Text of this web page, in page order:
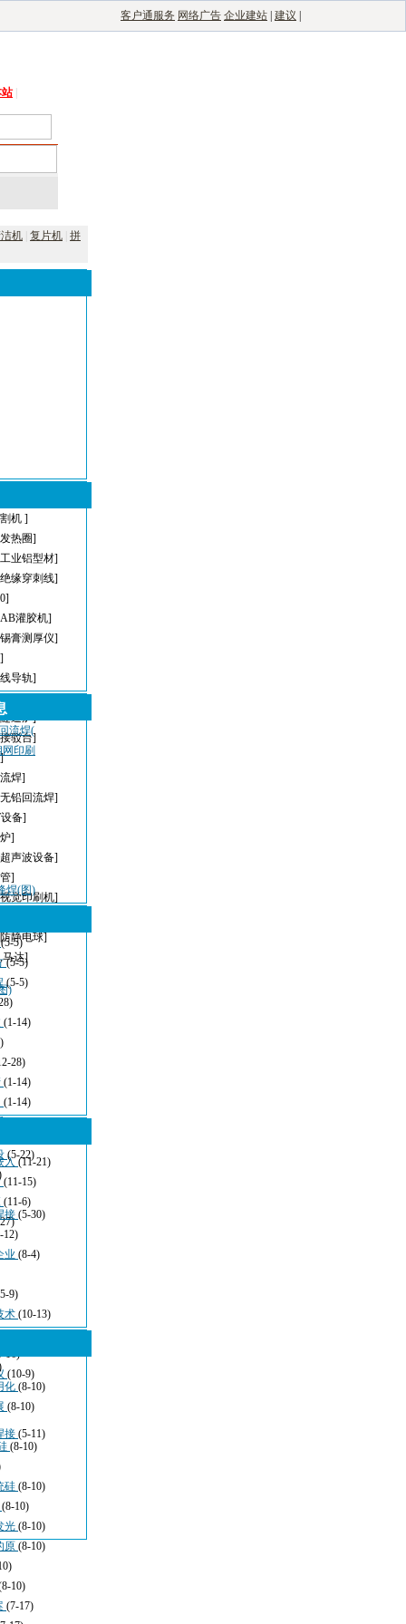
客户通服务 网络广告 企业建站 建议
|
机 复片机 拼
机 ]
热圈]
业铝型材]
缘穿刺线]
灌胶机]
膏测厚仪]
导轨]
道炉]
驳台]
焊]
铅回流焊]
备]
]
声波设备]
]
觉印刷机]
静电球]
马达]
流焊(
印刷
焊(图)
)
(5-5)
(5-5)
(5-5)
(1-14)
28)
(1-14)
(1-14)
入 (11-21)
(11-15)
(11-6)
(5-22)
接 (5-30)
12)
业 (8-4)
9)
术 (10-13)
16)
(10-9)
接 (5-11)
化 (8-10)
(8-10)
(8-10)
硅 (8-10)
(8-10)
光 (8-10)
原 (8-10)
10)
(7-17)